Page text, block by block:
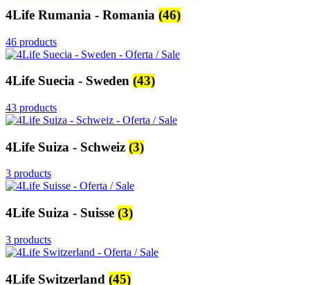
4Life Rumania - Romania (46)
46 products
4Life Suecia - Sweden (43)
43 products
4Life Suiza - Schweiz (3)
3 products
4Life Suiza - Suisse (3)
3 products
4Life Switzerland (45)